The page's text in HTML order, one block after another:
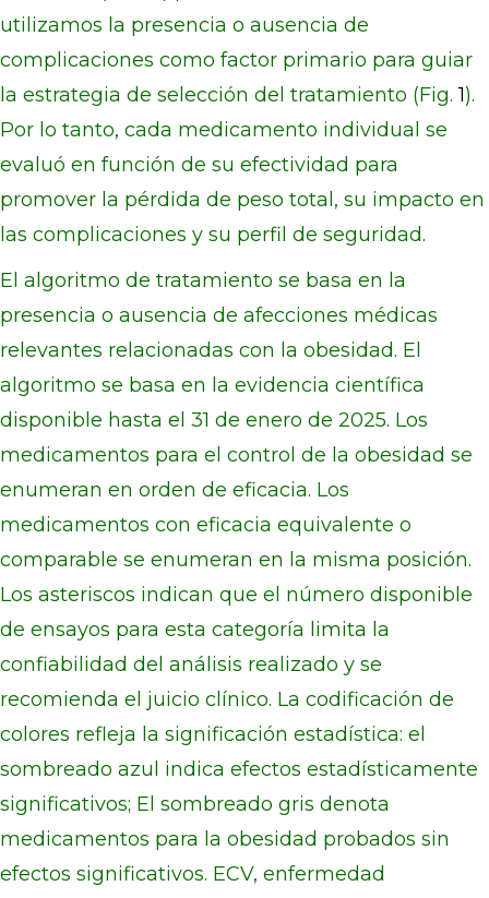
utilizamos la presencia o ausencia de
complicaciones como factor primario para guiar
la estrategia de selección del tratamiento (Fig.1).
Por lo tanto, cada medicamento individual se
evaluó en función de su efectividad para
promover la pérdida de peso total, su impacto en
las complicaciones y su perfil de seguridad.
El algoritmo de tratamiento se basa en la
presencia o ausencia de afecciones médicas
relevantes relacionadas con la obesidad. El
algoritmo se basa en la evidencia científica
disponible hasta el 31 de enero de 2025. Los
medicamentos para el control de la obesidad se
enumeran en orden de eficacia. Los
medicamentos con eficacia equivalente o
comparable se enumeran en la misma posición.
Los asteriscos indican que el número disponible
de ensayos para esta categoría limita la
confiabilidad del análisis realizado y se
recomienda el juicio clínico. La codificación de
colores refleja la significación estadística: el
sombreado azul indica efectos estadísticamente
significativos; El sombreado gris denota
medicamentos para la obesidad probados sin
efectos significativos. ECV, enfermedad